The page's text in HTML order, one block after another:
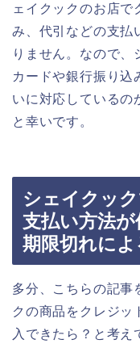
ェイクックのお店で
み、代引などの支払
りません。なので、
カードや銀行振り込
いに対応しているの
と幸いです。
シェイクッ
支払い方法
期限切れによ
多分、こちらの記事
クの商品をクレジッ
入できたら？と考え